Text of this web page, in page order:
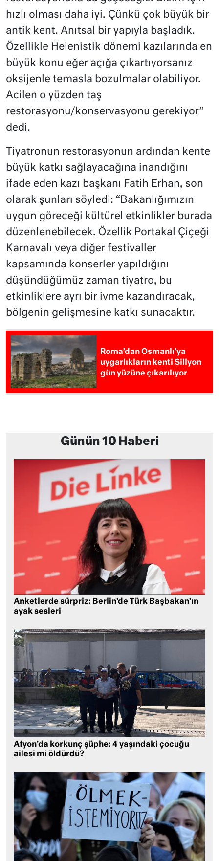
hızlı olması daha iyi. Çünkü çok büyük bir
antik kent. Anıtsal bir yapıyla başladık.
Özellikle Helenistik dönemi kazılarında en
büyük konu eğer açığa çıkartıyorsanız
oksijenle temasla bozulmalar olabiliyor.
Acilen o yüzden taş
restorasyonu/konservasyonu gerekiyor”
dedi.
Tiyatronun restorasyonun ardından kente
büyük katkı sağlayacağına inandığını
ifade eden kazı başkanı Fatih Erhan, son
olarak şunları söyledi: “Bakanlığımızın
uygun göreceği kültürel etkinlikler burada
düzenlenebilecek. Özellik Portakal Çiçeği
Karnavalı veya diğer festivaller
kapsamında konserler yapıldığını
düşündüğümüz zaman tiyatro, bu
etkinliklere ayrı bir ivme kazandıracak,
bölgenin gelişmesine katkı sunacaktır.
Roma’dan Osmanlı’ya
uygarlıkların kenti Sillyon
gün yüzüne çıkarılıyor
Günün 10 Haberi
Anketlerde sürpriz: Berlin’de Türk Başbakan’ın
ayak sesleri
Afyon’da korkunç şüphe: 4 yaşındaki çocuğu
ailesi mi öldürdü?